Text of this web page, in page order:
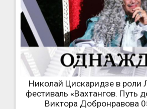
Николай Цискаридзе в роли
фестиваль «Вахтангов. Путь
Виктора Добронравова